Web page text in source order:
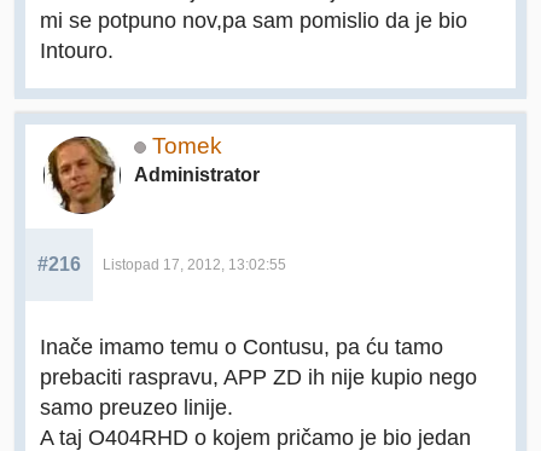
mi se potpuno nov,pa sam pomislio da je bio
Intouro.
Tomek
Administrator
#216 Listopad 17, 2012, 13:02:55
Inače imamo temu o Contusu, pa ću tamo
prebaciti raspravu, APP ZD ih nije kupio nego
samo preuzeo linije.
A taj O404RHD o kojem pričamo je bio jedan